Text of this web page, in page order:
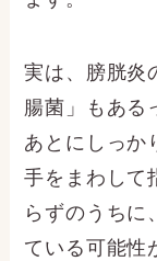
実は、膀胱炎
腸菌」もあ
あとにしっか
手をまわして
らずのうちに
ている可能性